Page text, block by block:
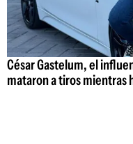
César Gastelum, el
mataron a tiros mientras